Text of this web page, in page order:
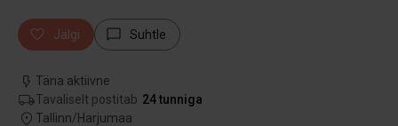
Jälgi Suhtle
Täna aktiivne
Tavaliselt postitab 24 tunniga
Tallinn/Harjumaa